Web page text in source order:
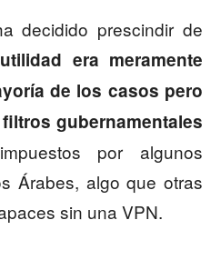
decidido prescindir de
era meramente
de los casos pero
gubernamentales
por algunos
Árabes, algo que otras
sin una VPN.